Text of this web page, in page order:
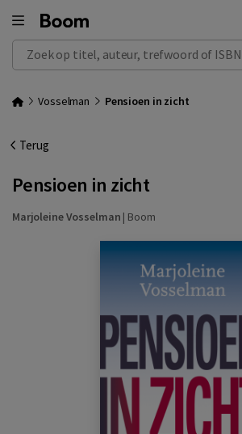
Zoek op titel, auteur, trefwoord of ISBN
Vosselman Pensioen in zicht
Terug
Pensioen in zicht
Marjoleine Vosselman | Boom